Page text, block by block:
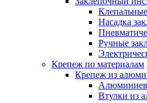
Насадка
Ручные
Крепеж по материалам
Крепеж из
Втулки из